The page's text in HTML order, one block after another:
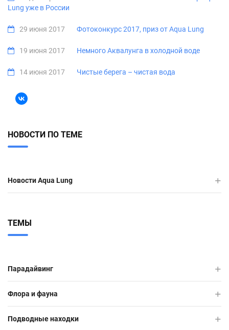
Lung уже в России
29 июня 2017 Фотоконкурс 2017, приз от Aqua Lung
19 июня 2017 Немного Аквалунга в холодной воде
14 июня 2017 Чистые берега – чистая вода
НОВОСТИ ПО ТЕМЕ
Новости Aqua Lung
ТЕМЫ
Парадайвинг
Флора и фауна
Подводные находки